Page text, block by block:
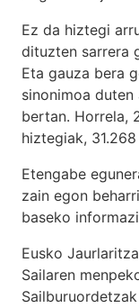
Ez da hiztegi
dituzten sarrera
Eta gauza bera
sinonimoa
bertan. Horrela,
hiztegiak,
Etengabe
zain egon
baseko
Eusko
Sailaren